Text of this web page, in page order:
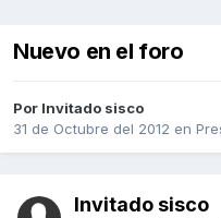
Nuevo en el foro
Por Invitado sisco
31 de Octubre del 2012 en
Invitado sisco